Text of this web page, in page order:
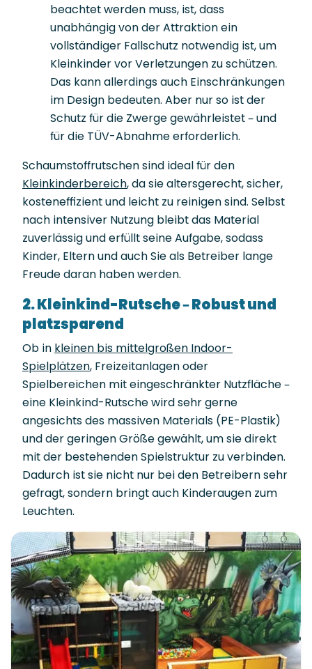
beachtet werden muss, ist, dass
unabhängig von der Attraktion ein
vollständiger Fallschutz notwendig ist, um
Kleinkinder vor Verletzungen zu schützen.
Das kann allerdings auch Einschränkungen
im Design bedeuten. Aber nur so ist der
Schutz für die Zwerge gewährleistet – und
für die TÜV-Abnahme erforderlich.
Schaumstoffrutschen sind ideal für den
Kleinkinderbereich, da sie altersgerecht, sicher,
kosteneffizient und leicht zu reinigen sind. Selbst
nach intensiver Nutzung bleibt das Material
zuverlässig und erfüllt seine Aufgabe, sodass
Kinder, Eltern und auch Sie als Betreiber lange
Freude daran haben werden.
2. Kleinkind-Rutsche – Robust und
platzsparend
Ob in kleinen bis mittelgroßen Indoor-
Spielplätzen, Freizeitanlagen oder
Spielbereichen mit eingeschränkter Nutzfläche –
eine Kleinkind-Rutsche wird sehr gerne
angesichts des massiven Materials (PE-Plastik)
und der geringen Größe gewählt, um sie direkt
mit der bestehenden Spielstruktur zu verbinden.
Dadurch ist sie nicht nur bei den Betreibern sehr
gefragt, sondern bringt auch Kinderaugen zum
Leuchten.